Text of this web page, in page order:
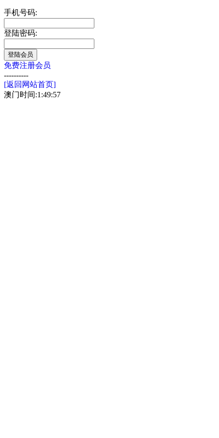
手机号码:
登陆密码:
免费注册会员
----------
[返回网站首页]
澳门时间:1:49:57